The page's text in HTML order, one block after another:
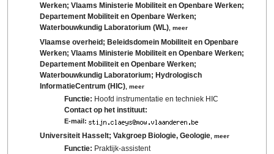
Werken; Vlaams Ministerie Mobiliteit en Openbare Werken;
Departement Mobiliteit en Openbare Werken;
Waterbouwkundig Laboratorium (WL) ,meer
Vlaamse overheid; Beleidsdomein Mobiliteit en Openbare
Werken; Vlaams Ministerie Mobiliteit en Openbare Werken;
Departement Mobiliteit en Openbare Werken;
Waterbouwkundig Laboratorium; Hydrologisch
InformatieCentrum (HIC) ,meer
Functie: Hoofd instrumentatie en techniek HIC
Contact op het instituut:
E-mail:
Universiteit Hasselt; Vakgroep Biologie, Geologie ,meer
Functie: Praktijk-assistent